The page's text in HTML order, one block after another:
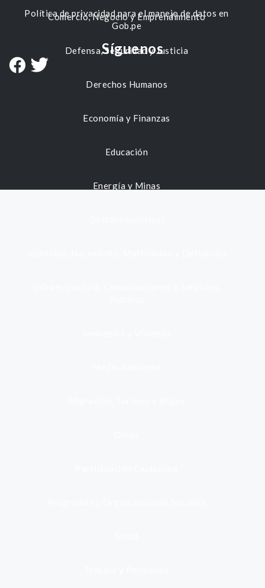
Comercio, Negocio y Emprendimiento
Defensa, Seguridad y Justicia
Derechos Humanos
Economía y Finanzas
Educación
Energía y Minas
Política de privacidad para el manejo de datos en
Gob.pe
Síguenos